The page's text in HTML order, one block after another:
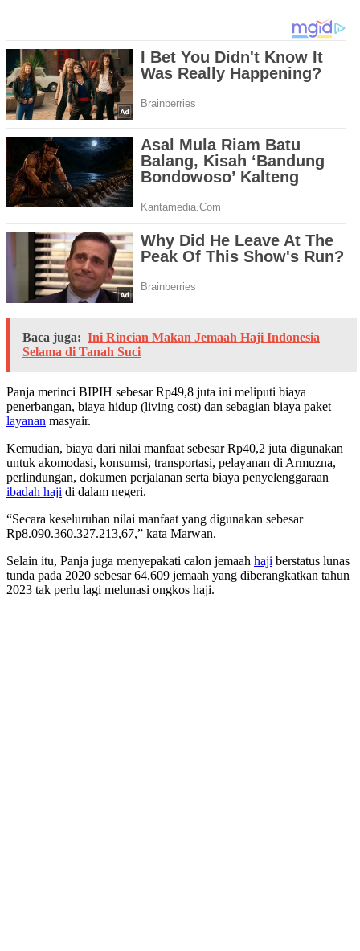
Baca juga: Ini Rincian Makan Jemaah Haji Indonesia
Selama di Tanah Suci
Panja merinci BIPIH sebesar Rp49,8 juta ini meliputi biaya
penerbangan, biaya hidup (living cost) dan sebagian biaya paket
layanan masyair.
Kemudian, biaya dari nilai manfaat sebesar Rp40,2 juta digunakan
untuk akomodasi, konsumsi, transportasi, pelayanan di Armuzna,
perlindungan, dokumen perjalanan serta biaya penyelenggaraan
ibadah haji di dalam negeri.
“Secara keseluruhan nilai manfaat yang digunakan sebesar
Rp8.090.360.327.213,67,” kata Marwan.
Selain itu, Panja juga menyepakati calon jemaah haji berstatus lunas
tunda pada 2020 sebesar 64.609 jemaah yang diberangkatkan tahun
2023 tak perlu lagi melunasi ongkos haji.